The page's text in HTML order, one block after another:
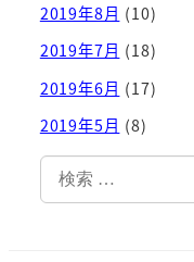
2019年8月 (10)
2019年7月 (18)
2019年6月 (17)
2019年5月 (8)
検
索